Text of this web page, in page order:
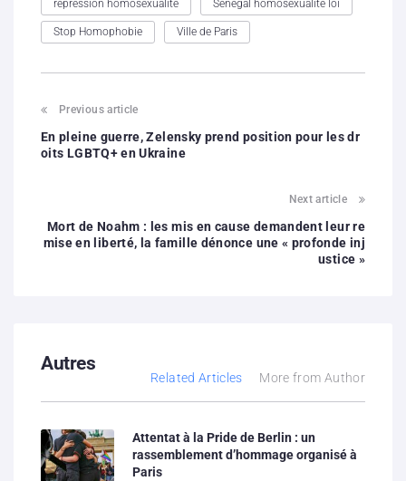
répression homosexualité Sénégal homosexualité loi
Stop Homophobie Ville de Paris
Previous article
En pleine guerre, Zelensky prend position pour les dr
oits LGBTQ+ en Ukraine
Next article
Mort de Noahm : les mis en cause demandent leur re
mise en liberté, la famille dénonce une « profonde inj
ustice »
Autres
Related Articles More from Author
Attentat à la Pride de Berlin : un
rassemblement d’hommage organisé à
Paris